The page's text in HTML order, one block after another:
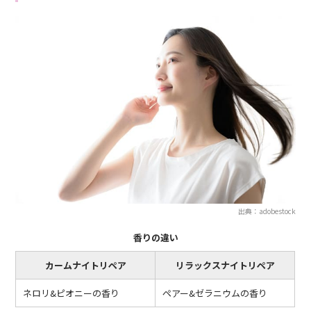
出典：adobestock
香りの違い
カームナイトリペア リラックスナイトリペア
ネロリ&ピオニーの香り ペアー&ゼラニウムの香り